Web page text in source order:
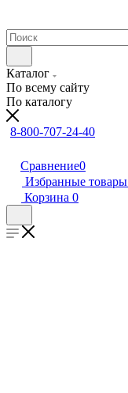
Каталог
По всему сайту
По каталогу
8-800-707-24-40
Сравнение0
Избранные товары
Корзина 0